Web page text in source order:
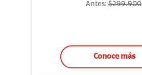
Antes: $299.900
Conoce más